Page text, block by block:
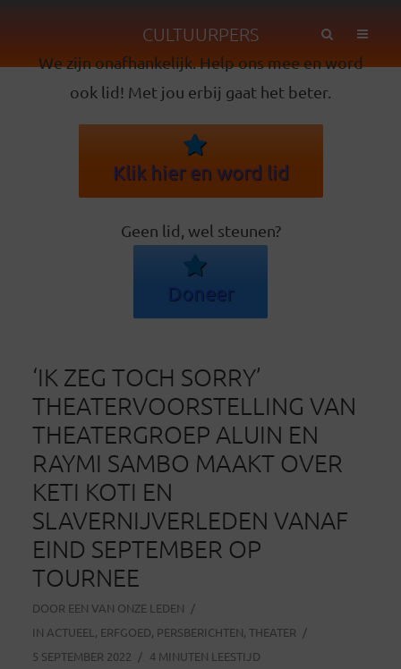
CULTUURPERS
We zijn onafhankelijk. Help ons mee en word
ook lid! Met jou erbij gaat het beter.
Klik hier en word lid
Geen lid, wel steunen?
Doneer
‘IK ZEG TOCH SORRY’
THEATERVOORSTELLING VAN
THEATERGROEP ALUIN EN
RAYMI SAMBO MAAKT OVER
KETI KOTI EN
SLAVERNIJVERLEDEN VANAF
EIND SEPTEMBER OP
TOURNEE
DOOR EEN VAN ONZE LEDEN
IN ACTUEEL , ERFGOED, PERSBERICHTEN, THEATER
5 SEPTEMBER 2022
4 MINUTEN LEESTIJD